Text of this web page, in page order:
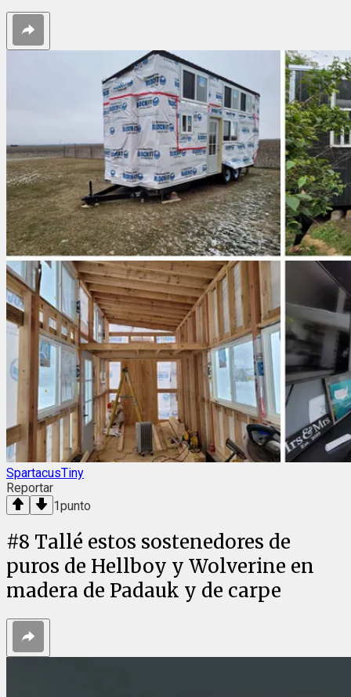
SpartacusTiny
Reportar
1punto
#8 Tallé estos sostenedores de
puros de Hellboy y Wolverine en
madera de Padauk y de carpe